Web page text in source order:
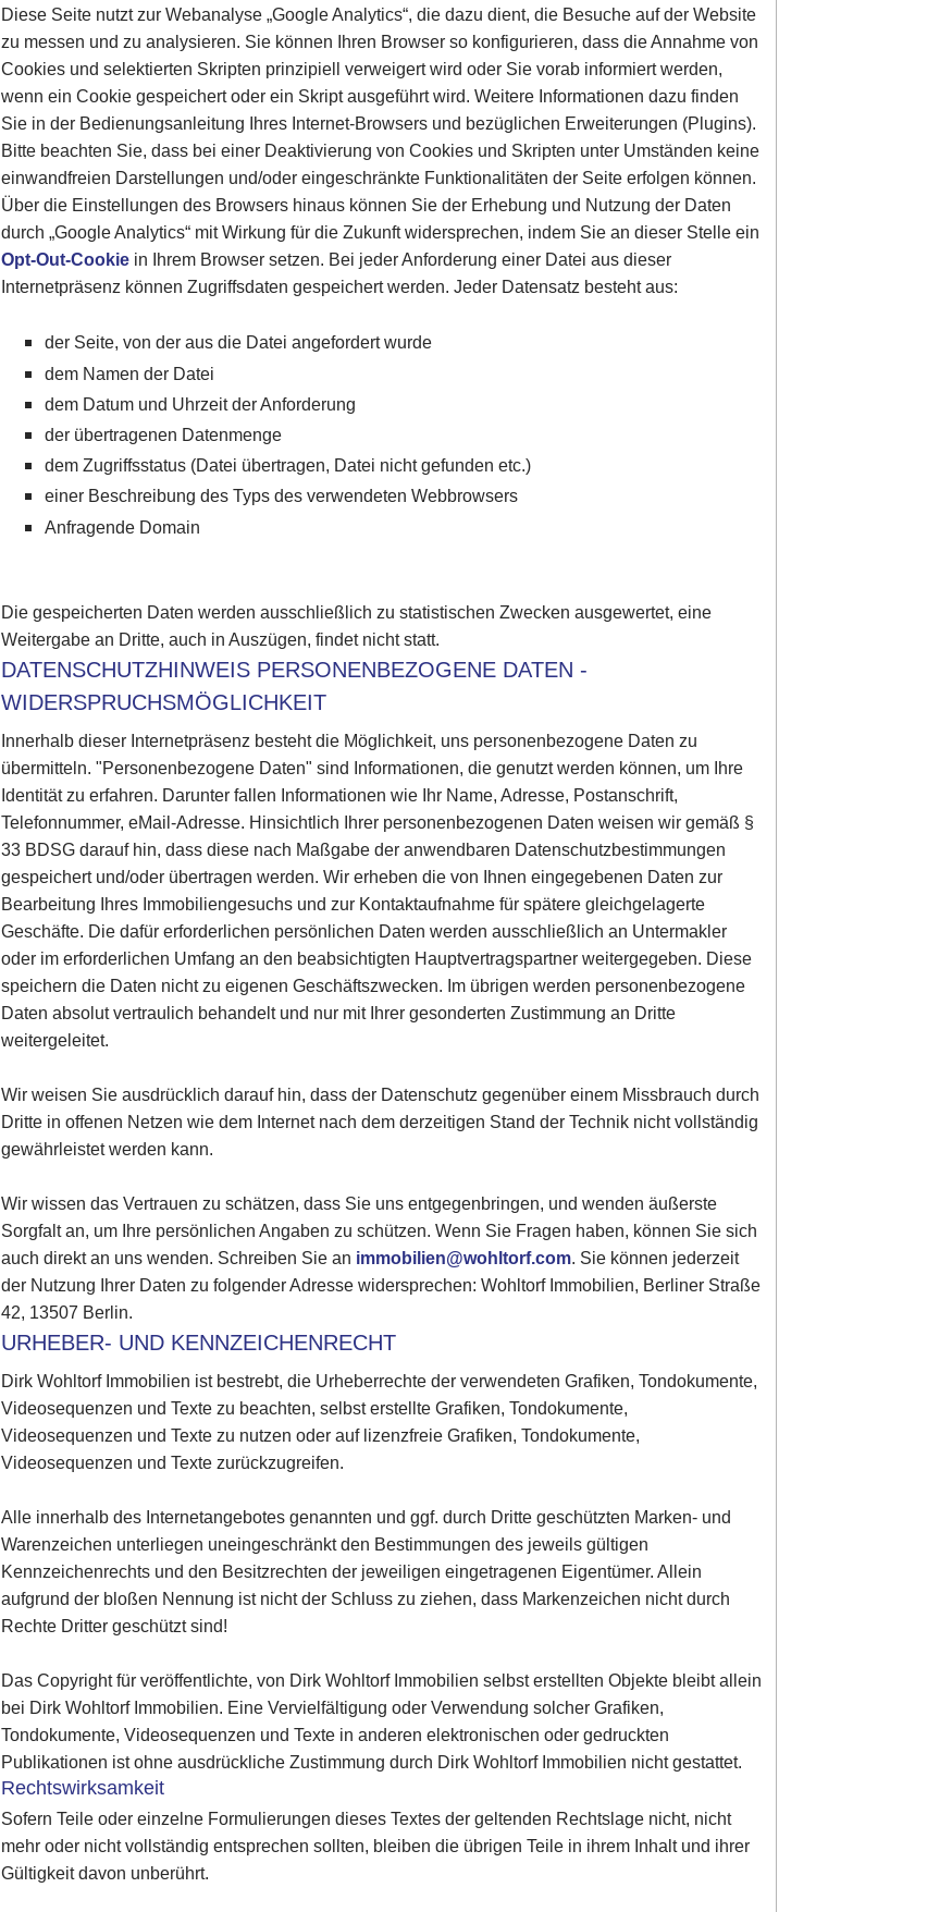
Diese Seite nutzt zur Webanalyse „Google Analytics“, die dazu dient, die Besuche auf der Website
zu messen und zu analysieren. Sie können Ihren Browser so konfigurieren, dass die Annahme von
Cookies und selektierten Skripten prinzipiell verweigert wird oder Sie vorab informiert werden,
wenn ein Cookie gespeichert oder ein Skript ausgeführt wird. Weitere Informationen dazu finden
Sie in der Bedienungsanleitung Ihres Internet-Browsers und bezüglichen Erweiterungen (Plugins).
Bitte beachten Sie, dass bei einer Deaktivierung von Cookies und Skripten unter Umständen keine
einwandfreien Darstellungen und/oder eingeschränkte Funktionalitäten der Seite erfolgen können.
Über die Einstellungen des Browsers hinaus können Sie der Erhebung und Nutzung der Daten
durch „Google Analytics“ mit Wirkung für die Zukunft widersprechen, indem Sie an dieser Stelle ein
Opt-Out-Cookie in Ihrem Browser setzen. Bei jeder Anforderung einer Datei aus dieser
Internetpräsenz können Zugriffsdaten gespeichert werden. Jeder Datensatz besteht aus:
der Seite, von der aus die Datei angefordert wurde
dem Namen der Datei
dem Datum und Uhrzeit der Anforderung
der übertragenen Datenmenge
dem Zugriffsstatus (Datei übertragen, Datei nicht gefunden etc.)
einer Beschreibung des Typs des verwendeten Webbrowsers
Anfragende Domain
Die gespeicherten Daten werden ausschließlich zu statistischen Zwecken ausgewertet, eine
Weitergabe an Dritte, auch in Auszügen, findet nicht statt.
DATENSCHUTZHINWEIS PERSONENBEZOGENE DATEN -
WIDERSPRUCHSMÖGLICHKEIT
Innerhalb dieser Internetpräsenz besteht die Möglichkeit, uns personenbezogene Daten zu
übermitteln. "Personenbezogene Daten" sind Informationen, die genutzt werden können, um Ihre
Identität zu erfahren. Darunter fallen Informationen wie Ihr Name, Adresse, Postanschrift,
Telefonnummer, eMail-Adresse. Hinsichtlich Ihrer personenbezogenen Daten weisen wir gemäß §
33 BDSG darauf hin, dass diese nach Maßgabe der anwendbaren Datenschutzbestimmungen
gespeichert und/oder übertragen werden. Wir erheben die von Ihnen eingegebenen Daten zur
Bearbeitung Ihres Immobiliengesuchs und zur Kontaktaufnahme für spätere gleichgelagerte
Geschäfte. Die dafür erforderlichen persönlichen Daten werden ausschließlich an Untermakler
oder im erforderlichen Umfang an den beabsichtigten Hauptvertragspartner weitergegeben. Diese
speichern die Daten nicht zu eigenen Geschäftszwecken. Im übrigen werden personenbezogene
Daten absolut vertraulich behandelt und nur mit Ihrer gesonderten Zustimmung an Dritte
weitergeleitet.
Wir weisen Sie ausdrücklich darauf hin, dass der Datenschutz gegenüber einem Missbrauch durch
Dritte in offenen Netzen wie dem Internet nach dem derzeitigen Stand der Technik nicht vollständig
gewährleistet werden kann.
Wir wissen das Vertrauen zu schätzen, dass Sie uns entgegenbringen, und wenden äußerste
Sorgfalt an, um Ihre persönlichen Angaben zu schützen. Wenn Sie Fragen haben, können Sie sich
auch direkt an uns wenden. Schreiben Sie an immobilien@wohltorf.com. Sie können jederzeit
der Nutzung Ihrer Daten zu folgender Adresse widersprechen: Wohltorf Immobilien, Berliner Straße
42, 13507 Berlin.
URHEBER- UND KENNZEICHENRECHT
Dirk Wohltorf Immobilien ist bestrebt, die Urheberrechte der verwendeten Grafiken, Tondokumente,
Videosequenzen und Texte zu beachten, selbst erstellte Grafiken, Tondokumente,
Videosequenzen und Texte zu nutzen oder auf lizenzfreie Grafiken, Tondokumente,
Videosequenzen und Texte zurückzugreifen.
Alle innerhalb des Internetangebotes genannten und ggf. durch Dritte geschützten Marken- und
Warenzeichen unterliegen uneingeschränkt den Bestimmungen des jeweils gültigen
Kennzeichenrechts und den Besitzrechten der jeweiligen eingetragenen Eigentümer. Allein
aufgrund der bloßen Nennung ist nicht der Schluss zu ziehen, dass Markenzeichen nicht durch
Rechte Dritter geschützt sind!
Das Copyright für veröffentlichte, von Dirk Wohltorf Immobilien selbst erstellten Objekte bleibt allein
bei Dirk Wohltorf Immobilien. Eine Vervielfältigung oder Verwendung solcher Grafiken,
Tondokumente, Videosequenzen und Texte in anderen elektronischen oder gedruckten
Publikationen ist ohne ausdrückliche Zustimmung durch Dirk Wohltorf Immobilien nicht gestattet.
Rechtswirksamkeit
Sofern Teile oder einzelne Formulierungen dieses Textes der geltenden Rechtslage nicht, nicht
mehr oder nicht vollständig entsprechen sollten, bleiben die übrigen Teile in ihrem Inhalt und ihrer
Gültigkeit davon unberührt.